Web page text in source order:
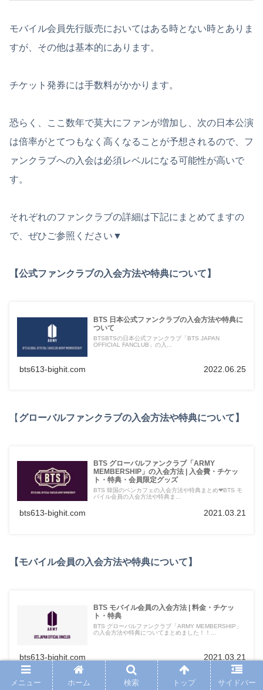
モバイル会員先行販売においてはある時とない時とありま
すが、その他は基本的にあります。
チケット発券には手数料がかかります。
恐らく、ここ数年で莫大にファンが増加し、次の日本公演
は倍率がとてつもなく高くなることが予想されるので、フ
ァンクラブへの入会は必須レベルになる可能性が高いで
す。
それぞれのファンクラブの詳細は下記にまとめてますの
で、ぜひご参照ください▼
【公式ファンクラブの入会方法や特典について】
BTS 日本公式ファンクラブの入会方法や特典に
ついて
BTSBTSの日本公式ファンクラブ「BTS JAPAN
OFFICIAL FANCLUB」の入...
bts613-bighit.com 2022.06.25
【 グローバルファンクラブの入会方法や特典について】
BTS グローバルファンクラブ「ARMY
MEMBERSHIP」の入会方法 | 入会費・チケッ
ト・特典・会員限定グッズ
BTS 韓国のペンカフェの入会方法や特典まとめ❤︎BTS モ
バイル会員の入会方法や特典ま...
bts613-bighit.com 2021.03.21
【モバイル会員の入会方法や特典について】
BTS モバイル会員の入会方法 | 料金・チケッ
ト・特典
BTS グローバルファンクラブ「ARMY MEMBERSHIP」
の入会方法や特典についてまとめました！！...
bts613-bighit.com 2021.03.21
メニュー ホーム 検索 トップ サイドバー